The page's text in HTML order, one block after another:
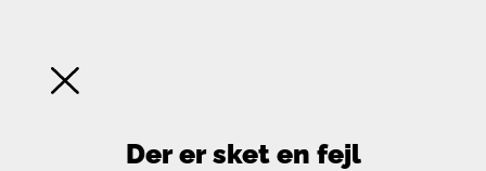
Der er sket en fejl